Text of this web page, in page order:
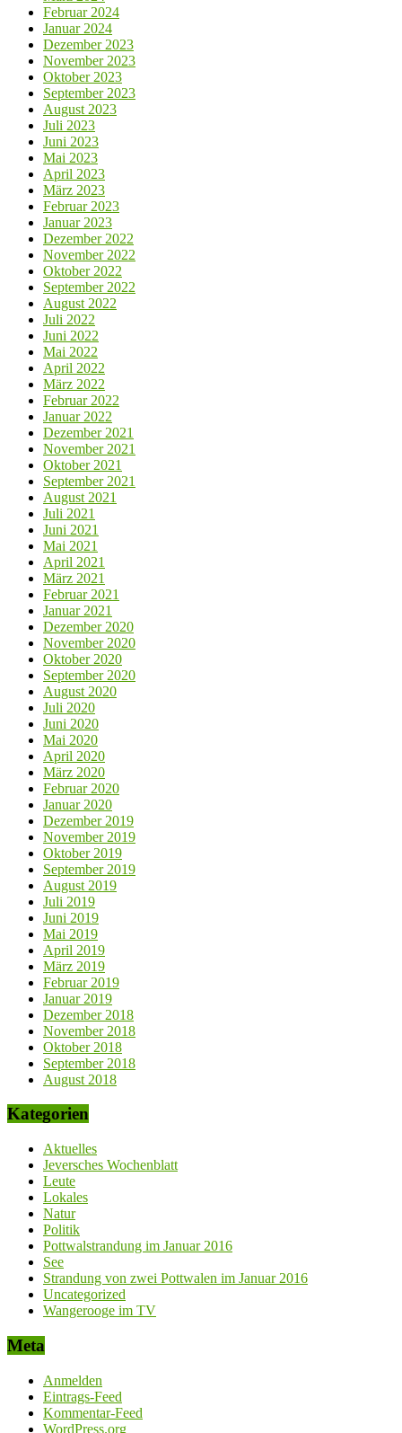
Februar 2024
Januar 2024
Dezember 2023
November 2023
Oktober 2023
September 2023
August 2023
Juli 2023
Juni 2023
Mai 2023
April 2023
März 2023
Februar 2023
Januar 2023
Dezember 2022
November 2022
Oktober 2022
September 2022
August 2022
Juli 2022
Juni 2022
Mai 2022
April 2022
März 2022
Februar 2022
Januar 2022
Dezember 2021
November 2021
Oktober 2021
September 2021
August 2021
Juli 2021
Juni 2021
Mai 2021
April 2021
März 2021
Februar 2021
Januar 2021
Dezember 2020
November 2020
Oktober 2020
September 2020
August 2020
Juli 2020
Juni 2020
Mai 2020
April 2020
März 2020
Februar 2020
Januar 2020
Dezember 2019
November 2019
Oktober 2019
September 2019
August 2019
Juli 2019
Juni 2019
Mai 2019
April 2019
März 2019
Februar 2019
Januar 2019
Dezember 2018
November 2018
Oktober 2018
September 2018
August 2018
Kategorien
Aktuelles
Jeversches Wochenblatt
Leute
Lokales
Natur
Politik
Pottwalstrandung im Januar 2016
See
Strandung von zwei Pottwalen im Januar 2016
Uncategorized
Wangerooge im TV
Meta
Anmelden
Eintrags-Feed
Kommentar-Feed
WordPress.org